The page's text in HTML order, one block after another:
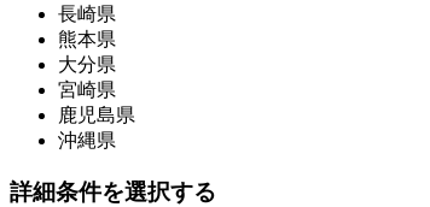
長崎県
熊本県
大分県
宮崎県
鹿児島県
沖縄県
詳細条件を選択する